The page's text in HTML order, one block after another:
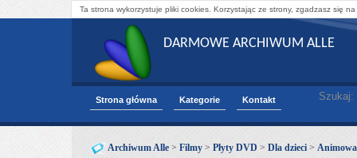
Ta strona wykorzystuje pliki cookies. Korzystając ze strony, zgadzasz się
DARMOWE ARCHIWUM ALLE
Strona główna Kategorie Kontakt Szukaj:
Archiwum Alle > Filmy > Płyty DVD > Dla dzieci>